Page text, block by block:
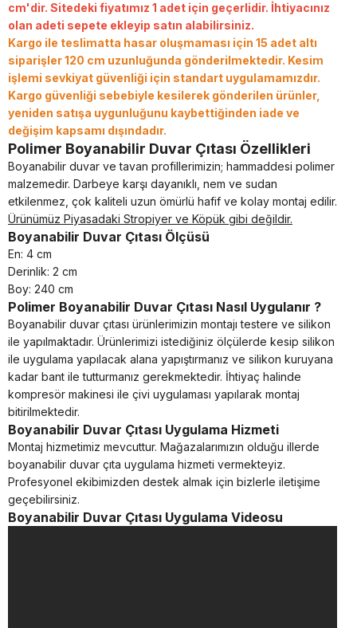
cm'dir. Sitedeki fiyatımız 1 adet için geçerlidir. İhtiyacınız
olan adeti sepete ekleyip satın alabilirsiniz.
Kargo ile teslimatta hasar oluşmaması için 15 adet altı
siparişler 120 cm uzunluğunda gönderilmektedir. Kesim
işlemi sevkiyat güvenliği için standart uygulamamızdır.
Kargo güvenliği sebebiyle kesilerek gönderilen ürünler,
yeniden satışa uygunluğunu kaybettiğinden iade ve
değişim kapsamı dışındadır.
Polimer Boyanabilir Duvar Çıtası Özellikleri
Boyanabilir duvar ve tavan profillerimizin; hammaddesi polimer
malzemedir. Darbeye karşı dayanıklı, nem ve sudan
etkilenmez, çok kaliteli uzun ömürlü hafif ve kolay montaj edilir.
Ürünümüz Piyasadaki Stropiyer ve Köpük gibi değildir.
Boyanabilir Duvar Çıtası Ölçüsü
En: 4 cm
Derinlik: 2 cm
Boy: 240 cm
Polimer Boyanabilir Duvar Çıtası Nasıl Uygulanır ?
Boyanabilir duvar çıtası ürünlerimizin montajı testere ve silikon
ile yapılmaktadır. Ürünlerimizi istediğiniz ölçülerde kesip silikon
ile uygulama yapılacak alana yapıştırmanız ve silikon kuruyana
kadar bant ile tutturmanız gerekmektedir. İhtiyaç halinde
kompresör makinesi ile çivi uygulaması yapılarak montaj
bitirilmektedir.
Boyanabilir Duvar Çıtası Uygulama Hizmeti
Montaj hizmetimiz mevcuttur. Mağazalarımızın olduğu illerde
boyanabilir duvar çıta uygulama hizmeti vermekteyiz.
Profesyonel ekibimizden destek almak için bizlerle iletişime
geçebilirsiniz.
Boyanabilir Duvar Çıtası Uygulama Videosu